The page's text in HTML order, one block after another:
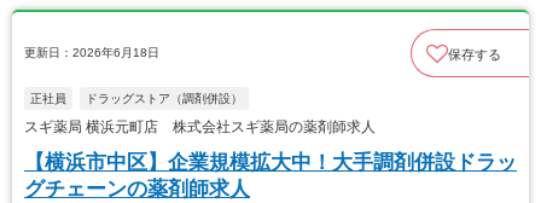
更新日：2026年6月18日 保存する
正社員 ドラッグストア（調剤併設）
スギ薬局 横浜元町店 株式会社スギ薬局の薬剤師求人
【横浜市中区】企業規模拡大中！大手調剤併設ドラッ
グチェーンの薬剤師求人